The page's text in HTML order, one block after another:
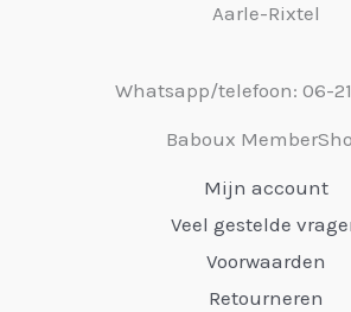
Aarle-Rixtel
Whatsapp/telefoon: 06-
Baboux
Mijn account
Veel gestelde
Voorwaarden
Retourneren